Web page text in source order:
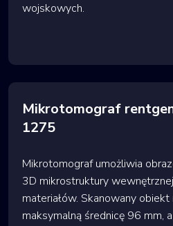
wojskowych.
Mikrotomograf
1275
Mikrotomograf umożliwia
3D mikrostruktury
materiałów. Skanowany
maksymalną średnicę 96 mm,